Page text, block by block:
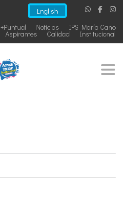
English
IPS María Cano
Noticias
+Puntual
Institucional
Calidad
Aspirantes